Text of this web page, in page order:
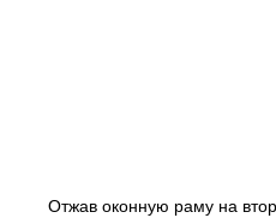
Отжав оконную раму на